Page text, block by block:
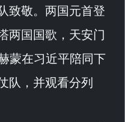
致敬。两国元首登
两国国歌，天安门
蒙在习近平陪同下
队，并观看分列